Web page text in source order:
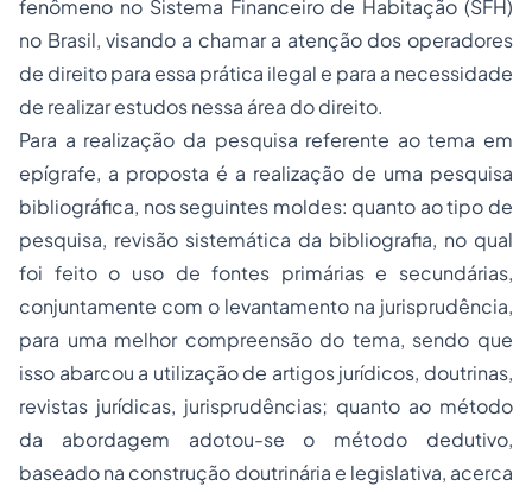
fenômeno no Sistema Financeiro de Habitação (SFH)
no Brasil, visando a chamar a atenção dos operadores
de direito para essa prática ilegal e para a necessidade
de realizar estudos nessa área do direito.
Para a realização da pesquisa referente ao tema em
epígrafe, a proposta é a realização de uma pesquisa
bibliográfica, nos seguintes moldes: quanto ao tipo de
pesquisa, revisão sistemática da bibliografia, no qual
foi feito o uso de fontes primárias e secundárias,
conjuntamente com o levantamento na jurisprudência,
para uma melhor compreensão do tema, sendo que
isso abarcou a utilização de artigos jurídicos, doutrinas,
revistas jurídicas, jurisprudências; quanto ao método
da abordagem adotou-se o método dedutivo,
baseado na construção doutrinária e legislativa, acerca